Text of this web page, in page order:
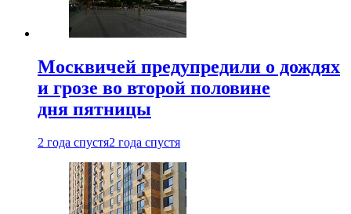
Москвичей предупредили о дождях
и грозе во второй половине
дня пятницы
2 года спустя2 года спустя